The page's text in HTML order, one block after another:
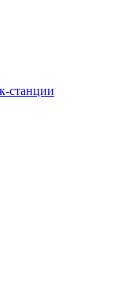
станции